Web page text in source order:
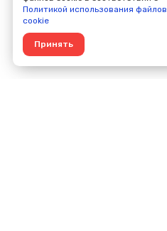
Политикой использования файлов
cookie
Принять